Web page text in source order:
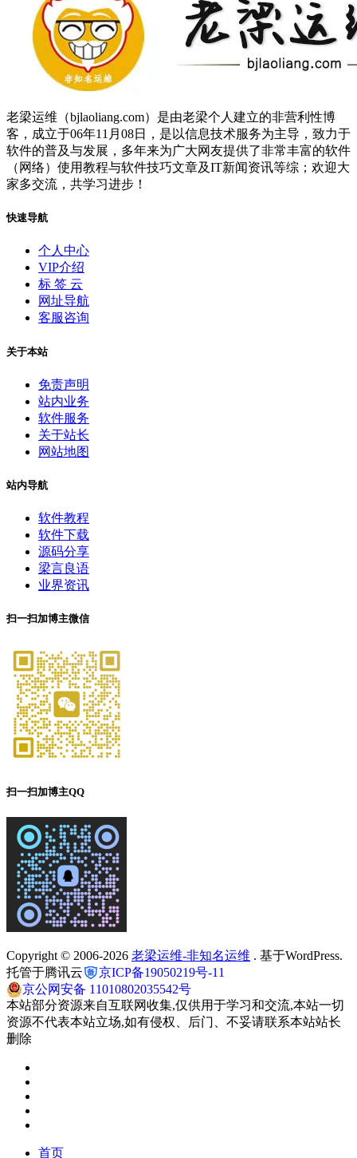
老梁运维（bjlaoliang.com）是由老梁个人建立的非营利性博
客，成立于06年11月08日，是以信息技术服务为主导，致力于
软件的普及与发展，多年来为广大网友提供了非常丰富的软件
（网络）使用教程与软件技巧文章及IT新闻资讯等综；欢迎大
家多交流，共学习进步！
快速导航
个人中心
VIP介绍
标 签 云
网址导航
客服咨询
关于本站
免责声明
站内业务
软件服务
关于站长
网站地图
站内导航
软件教程
软件下载
源码分享
梁言良语
业界资讯
扫一扫加博主微信
扫一扫加博主QQ
Copyright © 2006-2026 老梁运维-非知名运维 . 基于WordPress.
托管于腾讯云
京ICP备19050219号-11
京公网安备 11010802035542号
本站部分资源来自互联网收集,仅供用于学习和交流,本站一切
资源不代表本站立场,如有侵权、后门、不妥请联系本站站长
删除
首页